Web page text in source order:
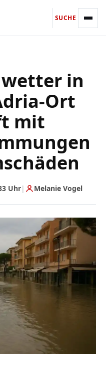
SUCHE
in
Ort
mit
Uhr| Melanie Vogel